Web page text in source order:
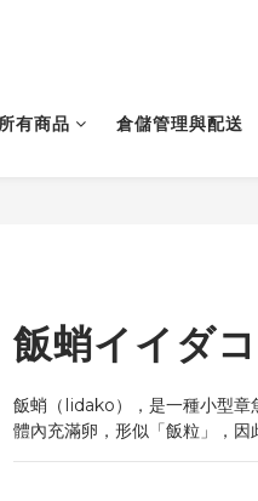
所有商品 倉儲管理與配送
飯蛸イイダコ
飯蛸（Iidako），是一種小型章
體內充滿卵，形似「飯粒」，因